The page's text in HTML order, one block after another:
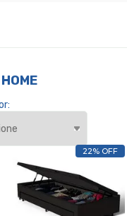
22% OFF